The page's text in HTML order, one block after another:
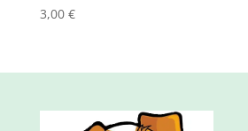
3,00 €